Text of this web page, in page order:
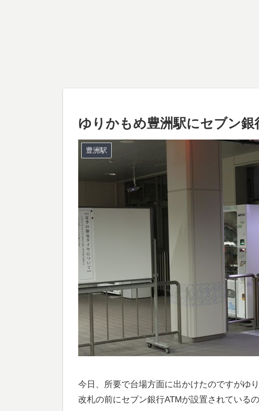
ゆりかもめ豊洲駅にセブン銀
豊洲駅
今日、所要で台場方面に出かけたのですがゆ
改札の前にセブン銀行ATMが設置されているの